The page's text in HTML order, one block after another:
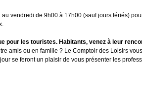
vendredi de 9h00 à 17h00 (sauf jours fériés)
pour les touristes. Habitants, venez à leur
amis ou en famille ? Le Comptoir des Loisirs
se feront un plaisir de vous présenter les